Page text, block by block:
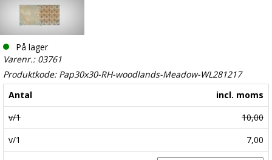
På lager
Varenr.: 03761
Produktkode: Pap30x30-RH-woodlands-Meadow-WL281217
Antal
incl. moms
v/1
10,00
v/1
7,00